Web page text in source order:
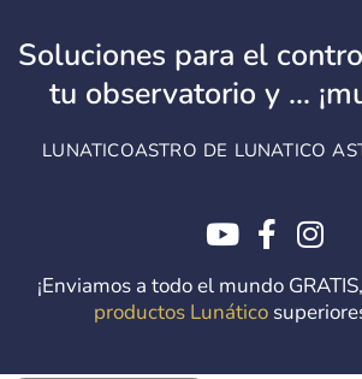
contenido
Soluciones para el
tu observatorio y ...
LUNATICOASTRO DE LUNATICO
¡Enviamos a todo el mundo GRATIS,
productos Lunático